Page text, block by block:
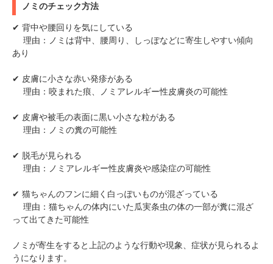
ノミのチェック方法
✔ 背中や腰回りを気にしている
理由：ノミは背中、腰周り、しっぽなどに寄生しやすい傾向
あり
✔ 皮膚に小さな赤い発疹がある
理由：咬まれた痕、ノミアレルギー性皮膚炎の可能性
✔ 皮膚や被毛の表面に黒い小さな粒がある
理由：ノミの糞の可能性
✔ 脱毛が見られる
理由：ノミアレルギー性皮膚炎や感染症の可能性
✔ 猫ちゃんのフンに細く白っぽいものが混ざっている
理由：猫ちゃんの体内にいた瓜実条虫の体の一部が糞に混ざ
って出てきた可能性
ノミが寄生をすると上記のような行動や現象、症状が見られるよ
うになります。